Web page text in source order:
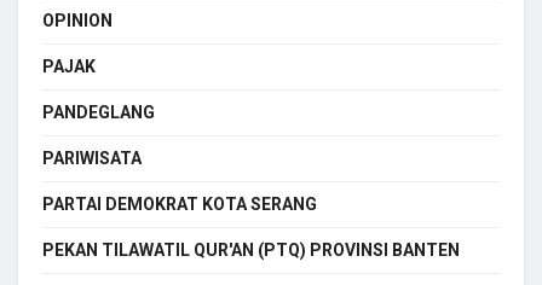
OPINION
PAJAK
PANDEGLANG
PARIWISATA
PARTAI DEMOKRAT KOTA SERANG
PEKAN TILAWATIL QUR'AN (PTQ) PROVINSI BANTEN